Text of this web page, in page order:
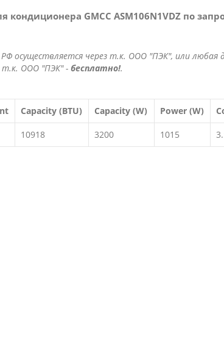
кондиционера GMCC ASM106N1VDZ по
осуществляется через т.к. ООО "ПЭК", или любая
т.к. ООО "ПЭК" - бесплатно!.
Capacity (BTU) Capacity (W) Power (W)
10918 3200 1015